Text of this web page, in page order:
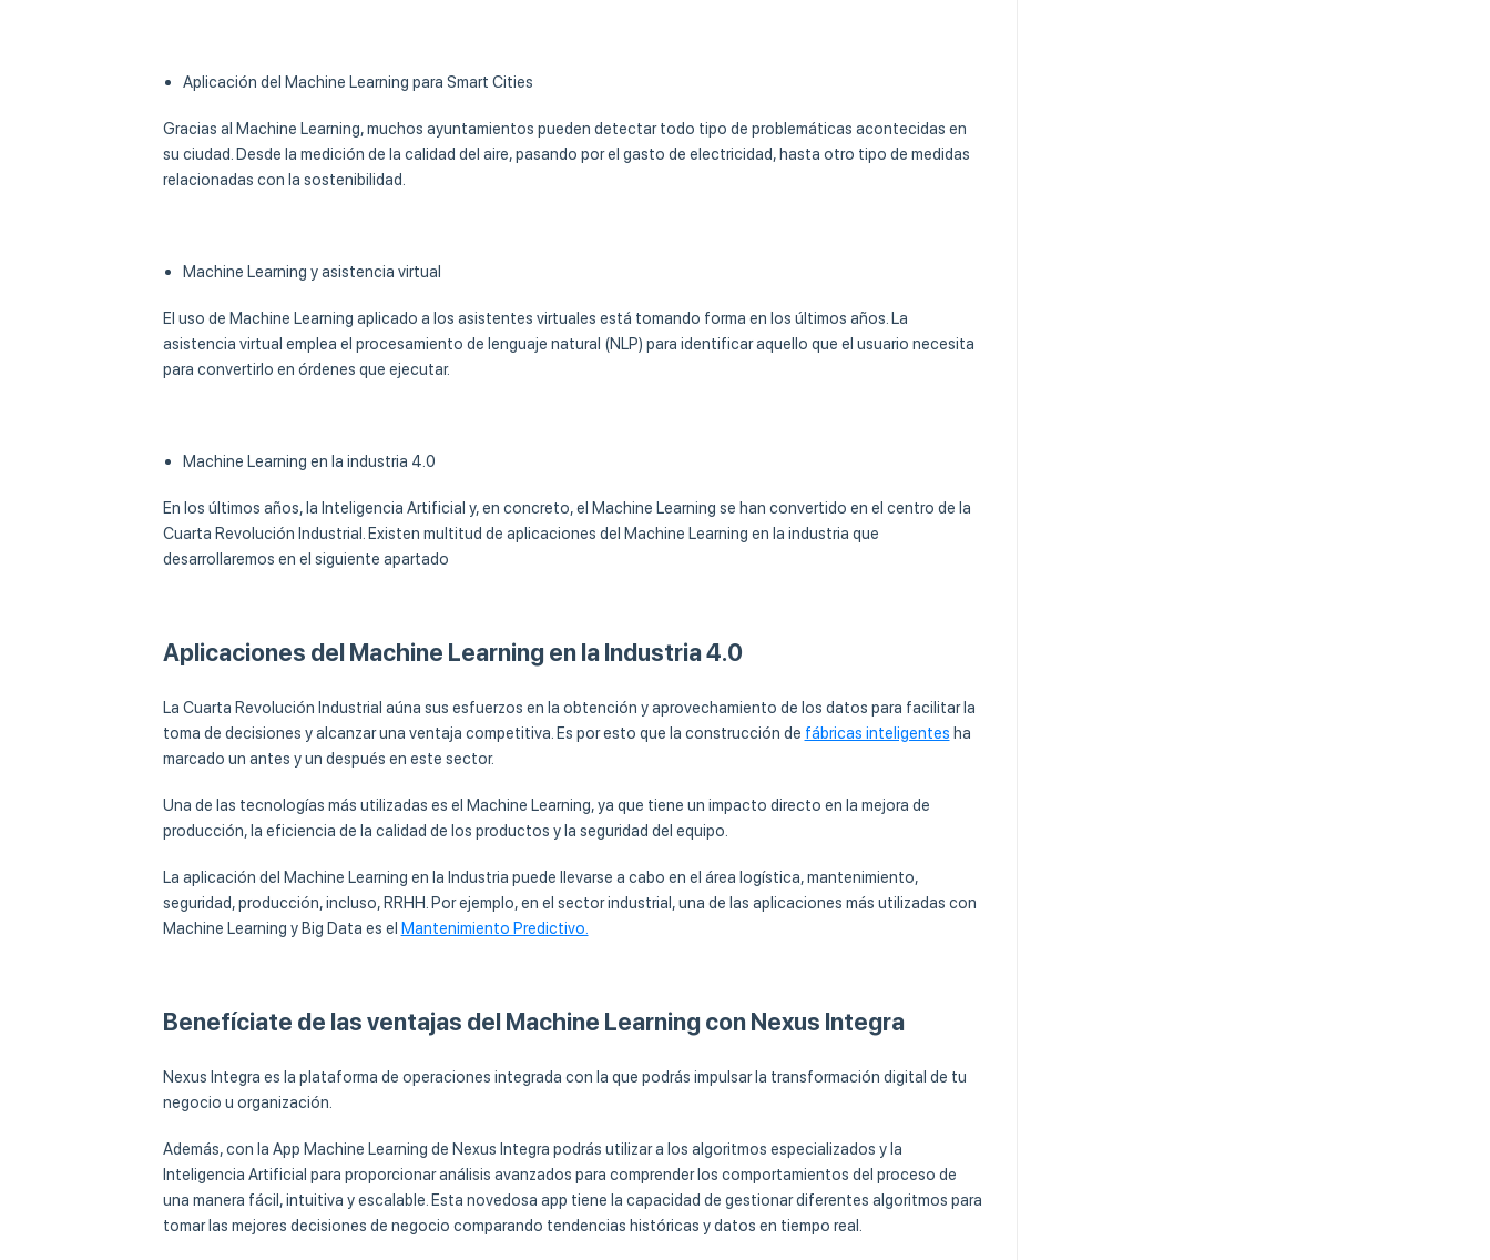
Aplicación del Machine Learning para Smart Cities
Gracias al Machine Learning, muchos ayuntamientos pueden detectar todo tipo de problemáticas acontecidas en
su ciudad. Desde la medición de la calidad del aire, pasando por el gasto de electricidad, hasta otro tipo de medidas
relacionadas con la sostenibilidad.
Machine Learning y asistencia virtual
El uso de Machine Learning aplicado a los asistentes virtuales está tomando forma en los últimos años. La
asistencia virtual emplea el procesamiento de lenguaje natural (NLP) para identificar aquello que el usuario necesita
para convertirlo en órdenes que ejecutar.
Machine Learning en la industria 4.0
En los últimos años, la Inteligencia Artificial y, en concreto, el Machine Learning se han convertido en el centro de la
Cuarta Revolución Industrial. Existen multitud de aplicaciones del Machine Learning en la industria que
desarrollaremos en el siguiente apartado
Aplicaciones del Machine Learning en la Industria 4.0
La Cuarta Revolución Industrial aúna sus esfuerzos en la obtención y aprovechamiento de los datos para facilitar la
toma de decisiones y alcanzar una ventaja competitiva. Es por esto que la construcción de fábricas inteligentes ha
marcado un antes y un después en este sector.
Una de las tecnologías más utilizadas es el Machine Learning, ya que tiene un impacto directo en la mejora de
producción, la eficiencia de la calidad de los productos y la seguridad del equipo.
La aplicación del Machine Learning en la Industria puede llevarse a cabo en el área logística, mantenimiento,
seguridad, producción, incluso, RRHH. Por ejemplo, en el sector industrial, una de las aplicaciones más utilizadas con
Machine Learning y Big Data es el Mantenimiento Predictivo.
Benefíciate de las ventajas del Machine Learning con Nexus Integra
Nexus Integra es la plataforma de operaciones integrada con la que podrás impulsar la transformación digital de tu
negocio u organización.
Además, con la App Machine Learning de Nexus Integra podrás utilizar a los algoritmos especializados y la
Inteligencia Artificial para proporcionar análisis avanzados para comprender los comportamientos del proceso de
una manera fácil, intuitiva y escalable. Esta novedosa app tiene la capacidad de gestionar diferentes algoritmos para
tomar las mejores decisiones de negocio comparando tendencias históricas y datos en tiempo real.